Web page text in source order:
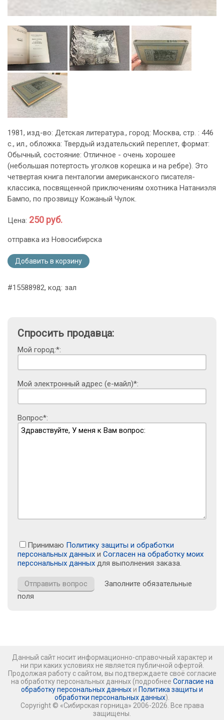
1981, изд-во: Детская литература., город: Москва, стр. : 446
с., ил., обложка: Твердый издательский переплет, формат:
Обычный, состояние: Отличное - очень хорошее
(небольшая потертость уголков корешка и на ребре). Это
четвертая книга пенталогии американского писателя-
классика, посвященной приключениям охотника Натаниэля
Бампо, по прозвищу Кожаный Чулок.
Цена: 250 руб.
отправка из Новосибирска
Добавить в корзину
#15588982, код: зал
Спросить продавца:
Мой город:*:
Мой электронный адрес (е-майл)*:
Вопрос*:
Принимаю Политику защиты и обработки
персональных данных и Согласен на обработку моих
персональных данных для выполнения заказа.
Заполните обязательные
поля
Данный сайт носит информационно-справочный характер и
ни при каких условиях не является публичной офертой.
Продолжая работу с сайтом, вы подтверждаете своё согласие
на обработку персональных данных (подробнее Согласие на
обработку персональных данных и Политика защиты и
обработки персональных данных).
Copyright © «Сибирская горница» 2006-2026. Все права
защищены.